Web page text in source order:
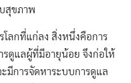
สุขภาพ
โลกที่แก่ลง สิ่งหนึ่งคือการ
รดูแลผู้ที่มีอายุน้อย จึงก่อให้
มีการจัดหาระบบการดูแล